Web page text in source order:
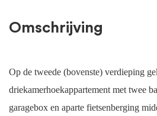
Omschrijving
Op de tweede (bovenste) verdieping
driekamerhoekappartement met twee
garagebox en aparte fietsenberging